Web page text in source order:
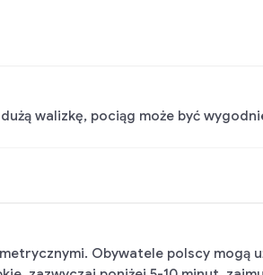
walizkę, pociąg może być
Obywatele polscy mogą